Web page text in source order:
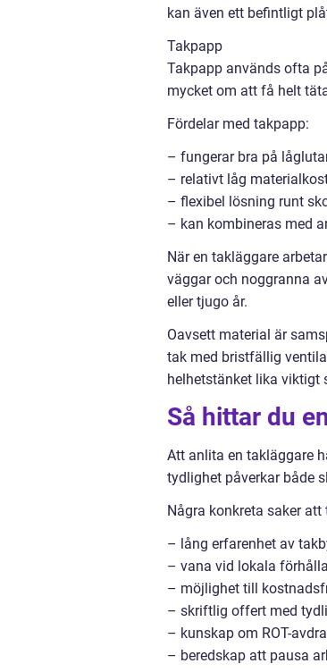
kan även ett befintligt
Takpapp
Takpapp används ofta
mycket om att få helt
Fördelar med takpapp:
– fungerar bra på
– relativt låg
– flexibel lösning runt
– kan kombineras med
När en takläggare
väggar och noggranna
eller tjugo år.
Oavsett material är
tak med bristfällig
helhetstänket lika viktigt
Så hittar du
Att anlita en takläggare
tydlighet påverkar både
Några konkreta saker att
– lång erfarenhet av
– vana vid lokala
– möjlighet till
– skriftlig offert med
– kunskap om ROT-
– beredskap att pausa